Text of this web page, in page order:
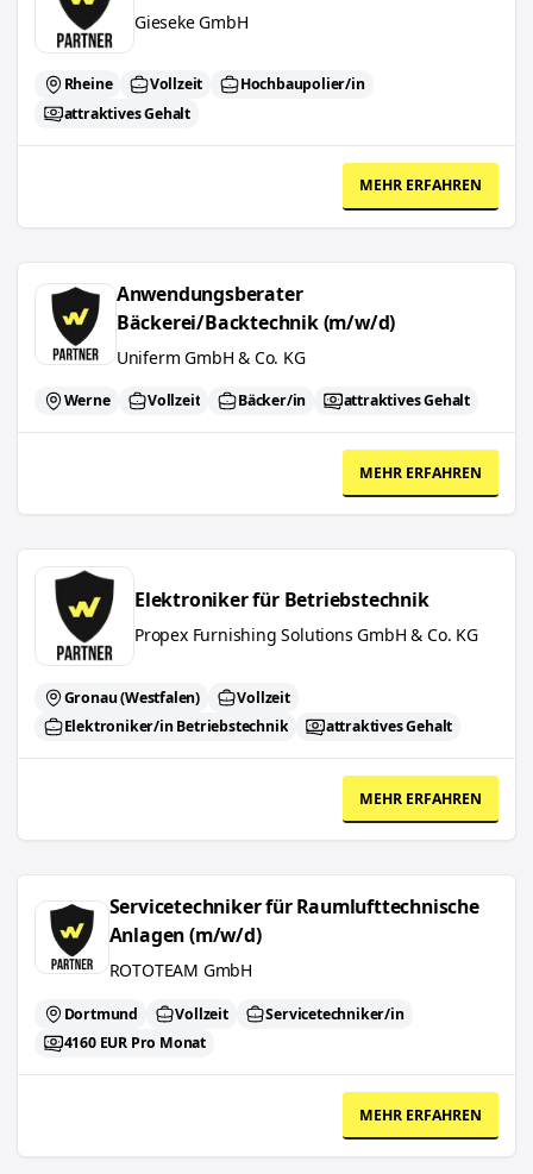
Gieseke GmbH
Rheine Vollzeit
Hochbaupolier/in
attraktives Gehalt
MEHR ERFAHREN
Anwendungsberater Bäckerei/Backtechnik (m/w/d)
Anwendungsberater
Bäckerei/Backtechnik (m/w/d)
Uniferm GmbH & Co. KG
Werne Vollzeit Bäcker/in attraktives Gehalt
MEHR ERFAHREN
Elektroniker für Betriebstechnik
Elektroniker für Betriebstechnik
Propex Furnishing Solutions GmbH & Co. KG
Gronau (Westfalen)
Vollzeit
Elektroniker/in Betriebstechnik
attraktives Gehalt
MEHR ERFAHREN
Servicetechniker für Raumlufttechnische Anlagen (m/w/d)
Servicetechniker für Raumlufttechnische
Anlagen (m/w/d)
ROTOTEAM GmbH
Dortmund Vollzeit
Servicetechniker/in
4160 EUR Pro Monat
MEHR ERFAHREN